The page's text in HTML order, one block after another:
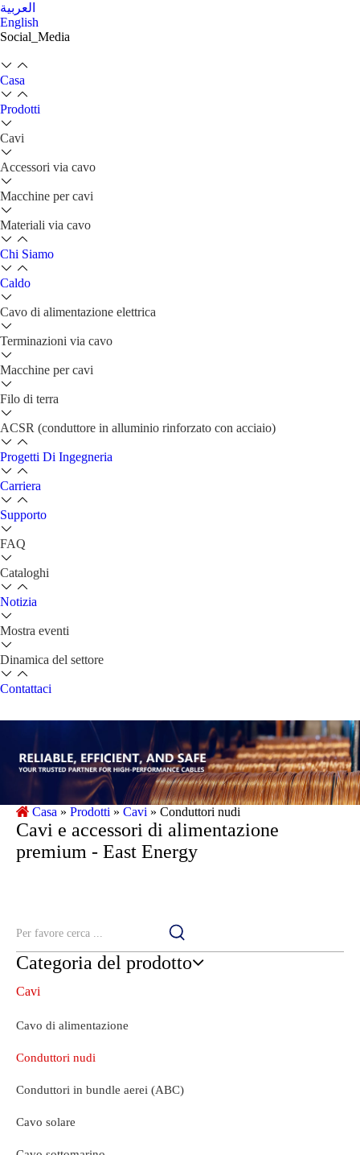
العربية
English
Social_Media
Casa
Prodotti
Cavi
Accessori via cavo
Macchine per cavi
Materiali via cavo
Chi Siamo
Caldo
Cavo di alimentazione elettrica
Terminazioni via cavo
Macchine per cavi
Filo di terra
ACSR (conduttore in alluminio rinforzato con acciaio)
Progetti Di Ingegneria
Carriera
Supporto
FAQ
Cataloghi
Notizia
Mostra eventi
Dinamica del settore
Contattaci
Casa » Prodotti » Cavi » Conduttori nudi
Cavi e accessori di alimentazione
premium - East Energy
Categoria del prodotto
Cavi
Cavo di alimentazione
Conduttori nudi
Conduttori in bundle aerei (ABC)
Cavo solare